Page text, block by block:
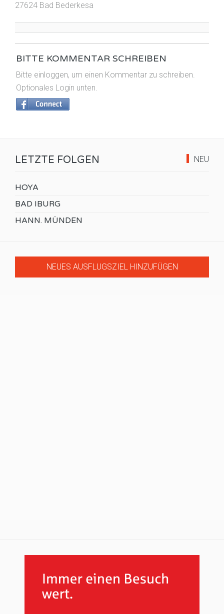
27624 Bad Bederkesa
BITTE KOMMENTAR SCHREIBEN
Bitte einloggen, um einen Kommentar zu schreiben.
Optionales Login unten.
NEU
LETZTE FOLGEN
HOYA
BAD IBURG
HANN. MÜNDEN
NEUES AUSFLUGSZIEL HINZUFÜGEN